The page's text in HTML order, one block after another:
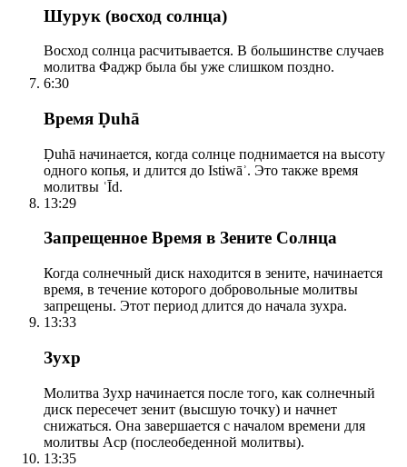
Шурук (восход солнца)
Восход солнца расчитывается. В большинстве случаев
молитва Фаджр была бы уже слишком поздно.
6:30
Время Ḍuhā
Ḍuhā начинается, когда солнце поднимается на высоту
одного копья, и длится до Istiwāʾ. Это также время
молитвы ʿĪd.
13:29
Запрещенное Время в Зените Солнца
Когда солнечный диск находится в зените, начинается
время, в течение которого добровольные молитвы
запрещены. Этот период длится до начала зухра.
13:33
Зухр
Молитва Зухр начинается после того, как солнечный
диск пересечет зенит (высшую точку) и начнет
снижаться. Она завершается с началом времени для
молитвы Аср (послеобеденной молитвы).
13:35